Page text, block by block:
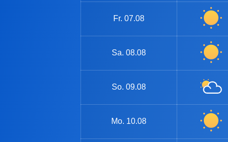
Fr. 07.08
Sa. 08.08
So. 09.08
Mo. 10.08